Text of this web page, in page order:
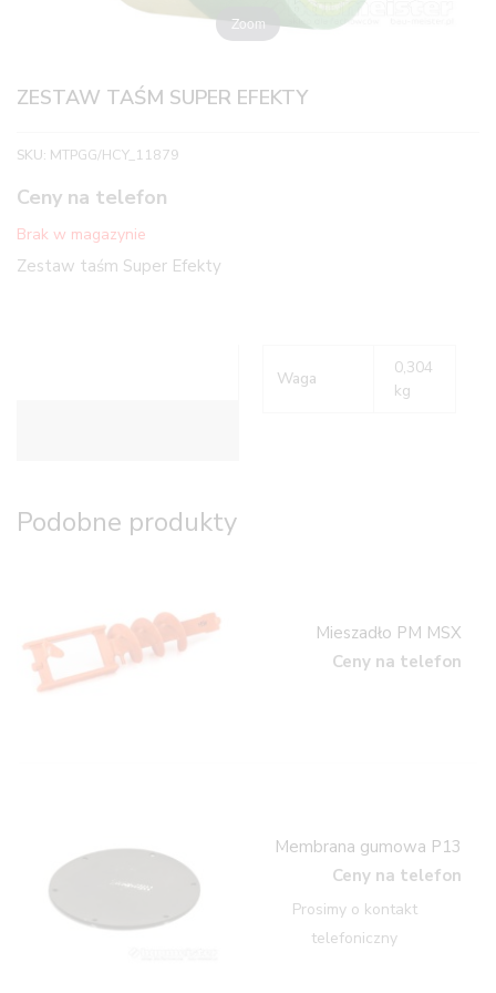
Zoom
ZESTAW TAŚM SUPER EFEKTY
SKU: MTPGG/HCY_11879
Ceny na telefon
Brak w magazynie
Zestaw taśm Super Efekty
Waga
0,304
kg
Podobne produkty
Mieszadło PM MSX
Ceny na telefon
Membrana gumowa P13
Ceny na telefon
Prosimy o kontakt
telefoniczny